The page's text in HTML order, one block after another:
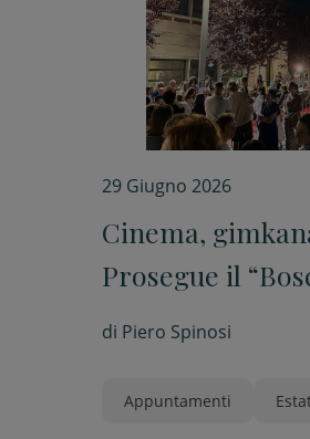
29 Giugno 2026
Cinema,
Prosegue il
di Piero Spinosi
Appuntamenti